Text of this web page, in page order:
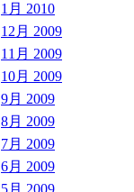
1月 2010
12月 2009
11月 2009
10月 2009
9月 2009
8月 2009
7月 2009
6月 2009
5月 2009